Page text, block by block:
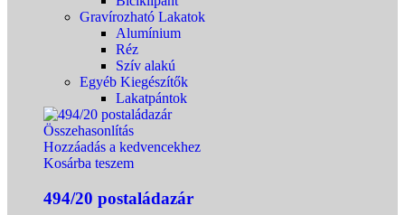
Gravírozható Lakatok
Alumínium
Réz
Szív alakú
Egyéb Kiegészítők
Lakatpántok
Összehasonlítás
Hozzáadás a kedvencekhez
Kosárba teszem
494/20 postaládazár